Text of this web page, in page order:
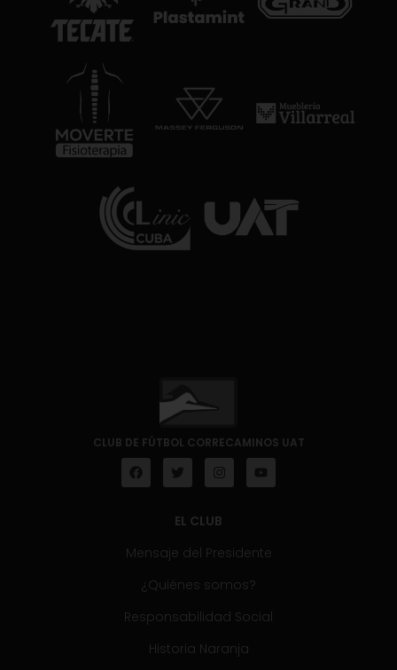
CLUB DE FÚTBOL CORRECAMINOS UAT
EL CLUB
Mensaje del Presidente
¿Quiénes somos?
Responsabilidad Social
Historia Naranja